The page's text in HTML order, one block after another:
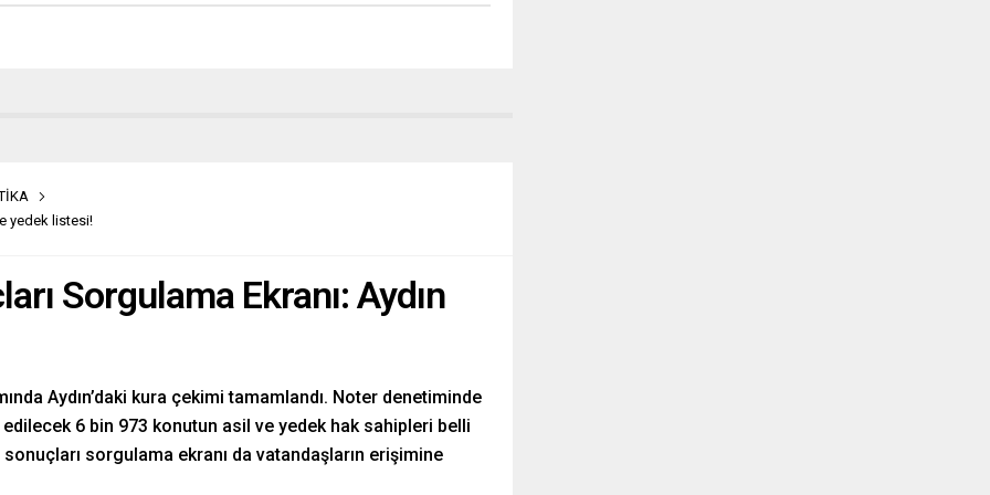
yedek listesi!
Sorgulama Ekranı: Aydın
Aydın’daki kura çekimi tamamlandı. Noter denetiminde
6 bin 973 konutun asil ve yedek hak sahipleri belli
sorgulama ekranı da vatandaşların erişimine